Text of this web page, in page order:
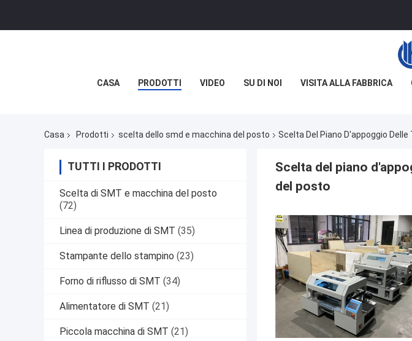
CASA PRODOTTI VIDEO SU DI NOI VISITA ALLA FABBRICA
Casa Prodotti scelta dello smd e macchina del posto Scelta Del Piano D'appoggio
TUTTI I PRODOTTI
Scelta di SMT e macchina del posto
(72)
Linea di produzione di SMT (35)
Stampante dello stampino (23)
Forno di riflusso di SMT (34)
Alimentatore di SMT (21)
Piccola macchina di SMT (21)
Scelta del piano
del posto